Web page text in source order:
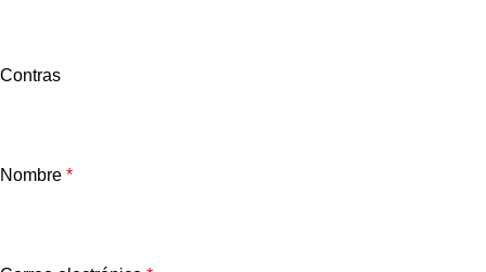
Contras
Nombre *